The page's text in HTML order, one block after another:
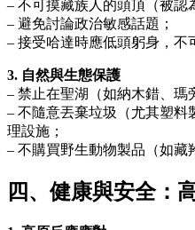
– 不可摸藏族人的頭頂（被認
– 避免討論政治敏感話題；
– 接受哈達時應低頭躬身，不
3. 自然與生態保護
– 禁止在聖湖（如納木錯、瑪
– 不隨意丟棄垃圾（尤其塑料
理設施；
– 不購買野生動物製品（如藏
四、健康與安全：